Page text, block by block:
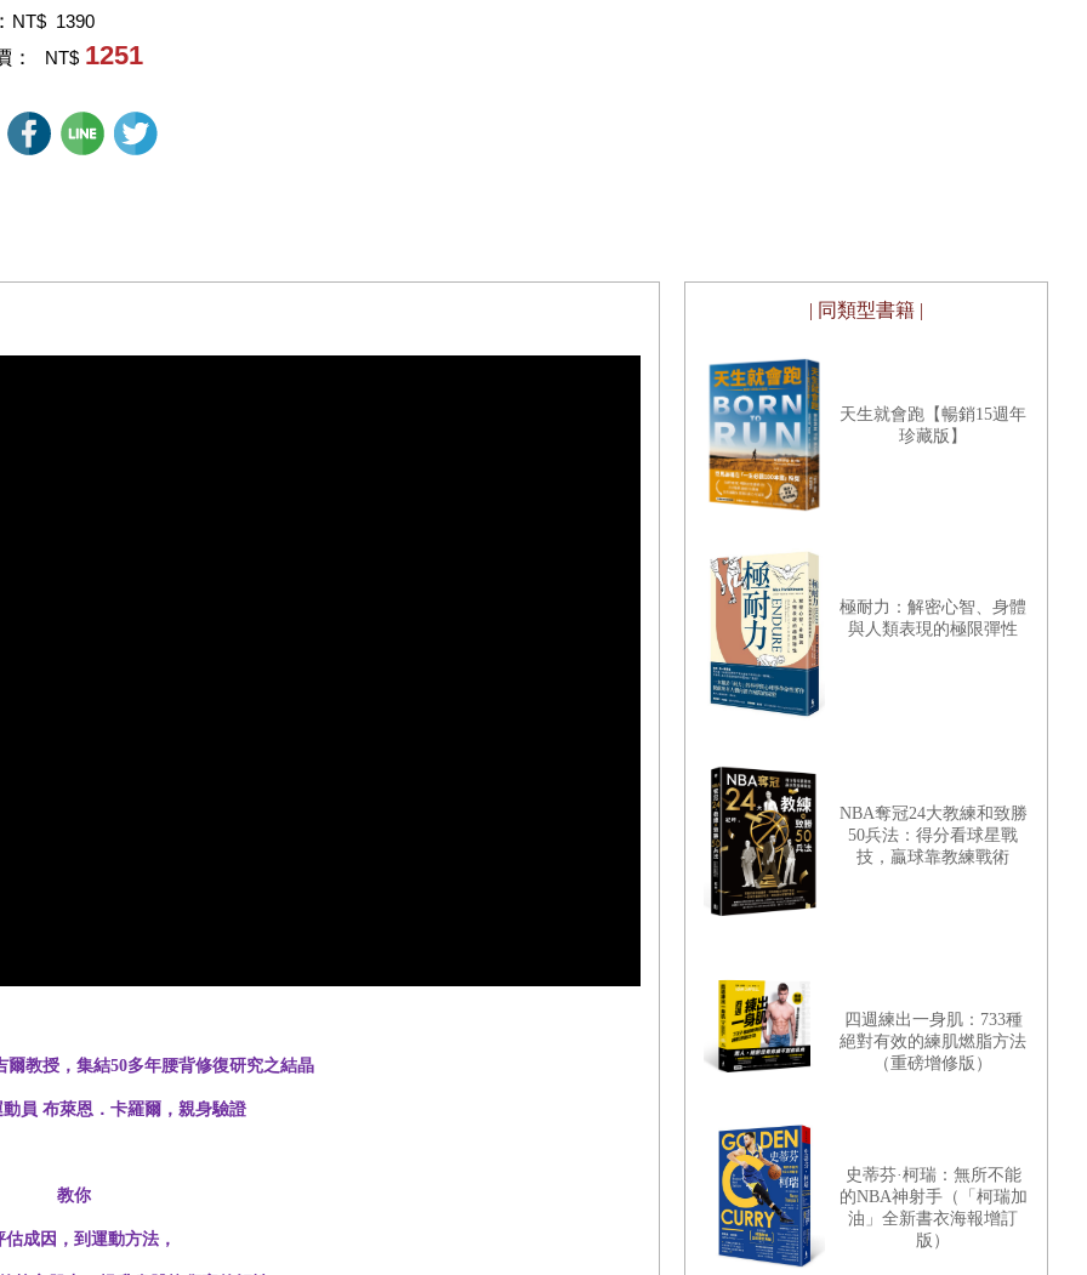
NT$ 1390
： NT$ 1251
爾教授，集結50多年腰背修復研究之結晶
員 布萊恩．卡羅爾，親身驗證
教你
估成因，到運動方法，
| 同類型書籍 |
天生就會跑【暢銷15週年
珍藏版】
極耐力：解密心智、身體
與人類表現的極限彈性
NBA奪冠24大教練和致勝
50兵法：得分看球星戰
技，贏球靠教練戰術
四週練出一身肌：733種
絕對有效的練肌燃脂方法
（重磅增修版）
史蒂芬·柯瑞：無所不能
的NBA神射手（「柯瑞加
油」全新書衣海報增訂
版）